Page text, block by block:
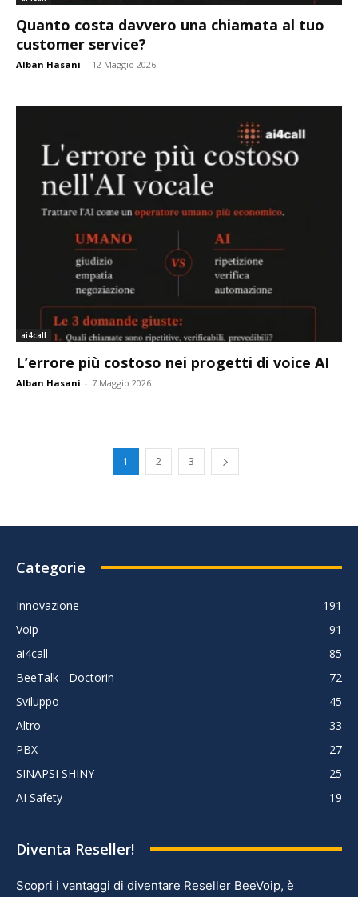
Quanto costa davvero una chiamata al tuo
customer service?
Alban Hasani - 12 Maggio 2026
ai4call
L’errore più costoso nei progetti di voice AI
Alban Hasani - 7 Maggio 2026
1 2 3
Categorie
Innovazione
191
Voip
91
ai4call
85
BeeTalk - Doctorin
72
Sviluppo
45
Altro
33
PBX
27
SINAPSI SHINY
25
AI Safety
19
Diventa Reseller!
Scopri i vantaggi di diventare Reseller BeeVoip, è